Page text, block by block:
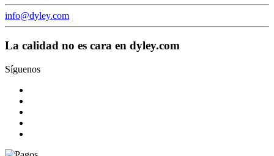
info@dyley.com
La calidad no es cara en dyley.com
Síguenos